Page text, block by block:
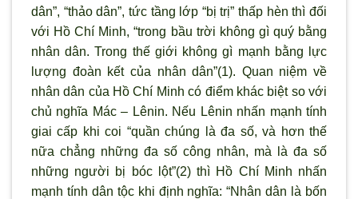
dân”, “thảo dân”, tức tầng lớp “bị trị” thấp hèn thì đối
với Hồ Chí Minh, “trong bầu trời không gì quý bằng
nhân dân. Trong thế giới không gì mạnh bằng lực
ượng đoàn kết của nhân dân”(1). Quan niệm về
nhân dân của Hồ Chí Minh có điểm khác biệt so với
chủ nghĩa Mác – Lênin. Nếu Lênin nhấn mạnh tính
giai cấp khi coi “quần chúng là đa số, và hơn thế
nữa chẳng những đa số công nhân, mà là đa số
những người bị bóc lột”(2) thì Hồ Chí Minh nhấn
mạnh tính dân tộc khi định nghĩa: “Nhân dân là bốn